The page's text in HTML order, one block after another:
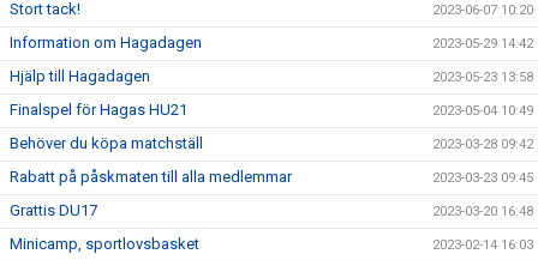
Stort tack! 2023-06-07 10:20
Information om Hagadagen 2023-05-29 14:42
Hjälp till Hagadagen 2023-05-23 13:58
Finalspel för Hagas HU21 2023-05-04 10:49
Behöver du köpa matchställ 2023-03-28 09:42
Rabatt på påskmaten till alla medlemmar 2023-03-23 09:45
Grattis DU17 2023-03-20 16:48
Minicamp, sportlovsbasket 2023-02-14 16:03